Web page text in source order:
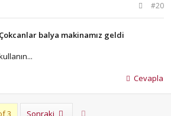
#20
balya makinamız geldi
Cevapla
3 Sonraki